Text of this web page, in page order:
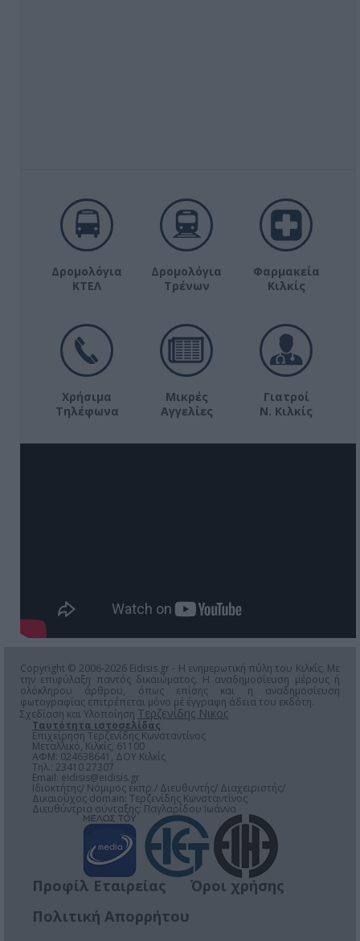
Δρομολόγια
ΚΤΕΛ
Δρομολόγια
Τρένων
Φαρμακεία
Κιλκίς
Χρήσιμα
Τηλέφωνα
Μικρές
Αγγελίες
Γιατροί
Ν. Κιλκίς
Copyright © 2006-2026 Eidisis.gr - Η ενημερωτική πύλη του Κιλκίς. Με
την επιφύλαξη παντός δικαιώματος. Η αναδημοσίευση μέρους ή
ολόκληρου άρθρου, όπως επίσης και η αναδημοσίευση
φωτογραφίας επιτρέπεται μόνο μέ έγγραφη άδεια του εκδότη.
Σχεδίαση και Υλοποίηση Τερζενίδης Νικος
Ταυτότητα ιστοσελίδας
Επιχείρηση Τερζενίδης Κωνσταντίνος
Μεταλλικό, Κιλκίς, 61100
ΑΦΜ: 024638641, ΔΟΥ Κιλκίς
Τηλ.: 23410 27307
Email: eidisis@eidisis.gr
Ιδιοκτήτης/ Νόμιμος εκπρ./ Διευθυντής/ Διαχειριστής/
Δικαιούχος domain: Τερζενίδης Κωνσταντίνος
Διευθύντρια σύνταξης: Παγλαρίδου Ιωάννα
Προφίλ Εταιρείας
Όροι χρήσης
Πολιτική Απορρήτου